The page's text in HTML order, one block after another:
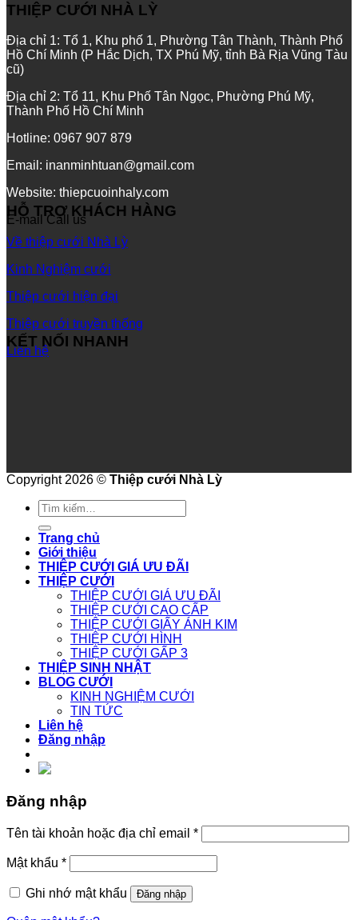
THIỆP CƯỚI NHÀ LỲ
Địa chỉ 1: Tổ 1, Khu phố 1, Phường Tân Thành, Thành Phố
Hồ Chí Minh (P Hắc Dịch, TX Phú Mỹ, tỉnh Bà Rịa Vũng Tàu
cũ)
Địa chỉ 2: Tổ 11, Khu Phố Tân Ngọc, Phường Phú Mỹ,
Thành Phố Hồ Chí Minh
Hotline: 0967 907 879
Email: inanminhtuan@gmail.com
Website: thiepcuoinhaly.com
E-mail Call us
HỖ TRỢ KHÁCH HÀNG
Về thiệp cưới Nhà Lỳ
Kinh Nghiệm cưới
Thiệp cưới hiện đại
Thiệp cưới truyền thống
Liên hệ
KẾT NỐI NHANH
Copyright 2026 © Thiệp cưới Nhà Lỳ
Tìm
kiếm:
Trang chủ
Giới thiệu
THIỆP CƯỚI GIÁ ƯU ĐÃI
THIỆP CƯỚI
THIỆP CƯỚI GIÁ ƯU ĐÃI
THIỆP CƯỚI CAO CẤP
THIỆP CƯỚI GIẤY ÁNH KIM
THIỆP CƯỚI HÌNH
THIỆP CƯỚI GẤP 3
THIỆP SINH NHẬT
BLOG CƯỚI
KINH NGHIỆM CƯỚI
TIN TỨC
Liên hệ
Đăng nhập
Đăng nhập
Tên tài khoản hoặc địa chỉ email *
Mật khẩu *
Ghi nhớ mật khẩu Đăng nhập